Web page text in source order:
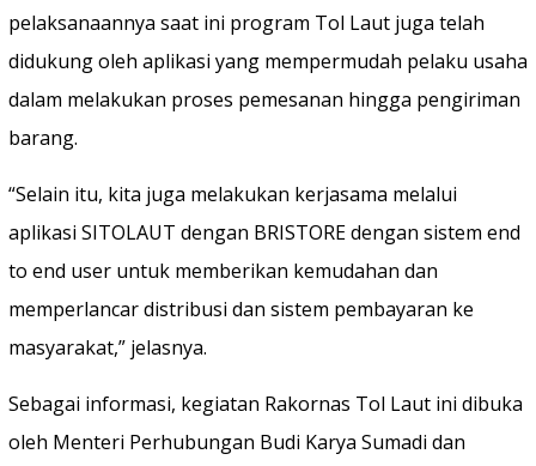
pelaksanaannya saat ini program Tol Laut juga telah
didukung oleh aplikasi yang mempermudah pelaku usaha
dalam melakukan proses pemesanan hingga pengiriman
barang.
“Selain itu, kita juga melakukan kerjasama melalui
aplikasi SITOLAUT dengan BRISTORE dengan sistem end
to end user untuk memberikan kemudahan dan
memperlancar distribusi dan sistem pembayaran ke
masyarakat,” jelasnya.
Sebagai informasi, kegiatan Rakornas Tol Laut ini dibuka
oleh Menteri Perhubungan Budi Karya Sumadi dan